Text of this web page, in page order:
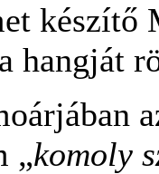
készítő
hangját
„komoly